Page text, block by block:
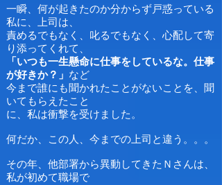
一瞬、何が起きたのか分からず戸惑っている
私に、上司は、
責めるでもなく、叱るでもなく、心配して寄
り添ってくれて、
「いつも一生懸命に仕事をしているな。仕事
が好きか？」 など
今まで誰にも聞かれたことがないことを、聞
いてもらえたこと
に、私は衝撃を受けました。
何だか、この人、今までの上司と違う。。。
その年、他部署から異動してきたＮさんは、
私が初めて職場で